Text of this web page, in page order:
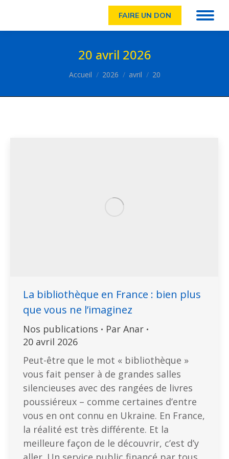
FAIRE UN DON
20 avril 2026
Vous êtes ici :
Accueil 2026 avril 20
La bibliothèque en France : bien plus
que vous ne l’imaginez
Nos publications Par Anar
20 avril 2026
Peut-être que le mot « bibliothèque »
vous fait penser à de grandes salles
silencieuses avec des rangées de livres
poussiéreux – comme certaines d’entre
vous en ont connu en Ukraine. En France,
la réalité est très différente. Et la
meilleure façon de le découvrir, c’est d’y